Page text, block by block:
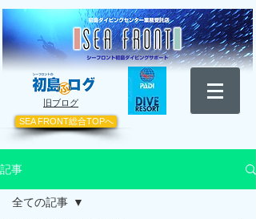
​旧ブログ
SEA FRONT総合TOPへ
記事
全ての記事